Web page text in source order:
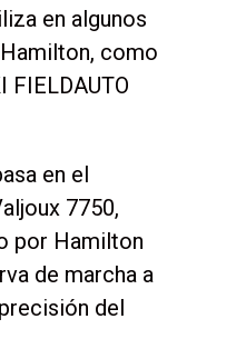
en algunos
como
FIELDAUTO
en el
7750,
por Hamilton
de marcha a
del